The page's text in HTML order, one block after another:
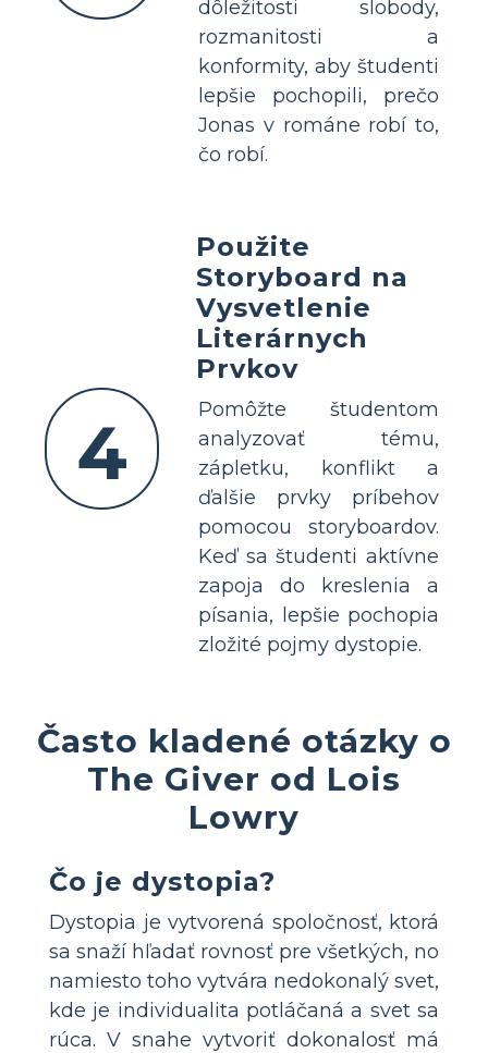
dôležitosti slobody,
rozmanitosti a
konformity, aby študenti
lepšie pochopili, prečo
Jonas v románe robí to,
čo robí.
4
Použite
Storyboard na
Vysvetlenie
Literárnych
Prvkov
Pomôžte študentom
analyzovať tému,
zápletku, konflikt a
ďalšie prvky príbehov
pomocou storyboardov.
Keď sa študenti aktívne
zapoja do kreslenia a
písania, lepšie pochopia
zložité pojmy dystopie.
Často kladené otázky o
The Giver od Lois
Lowry
Čo je dystopia?
Dystopia je vytvorená spoločnosť, ktorá
sa snaží hľadať rovnosť pre všetkých, no
namiesto toho vytvára nedokonalý svet,
kde je individualita potláčaná a svet sa
rúca. V snahe vytvoriť dokonalosť má